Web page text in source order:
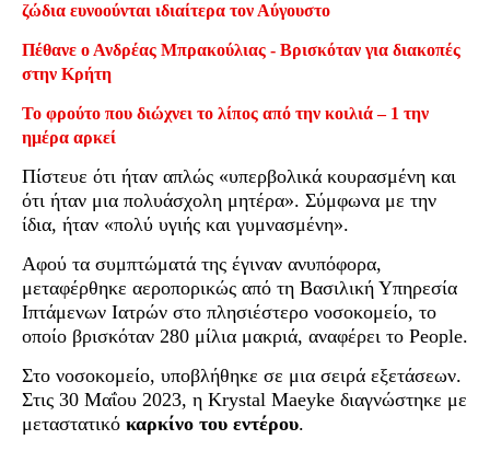
ζώδια ευνοούνται ιδιαίτερα τον Αύγουστο
Πέθανε ο Ανδρέας Μπρακούλιας - Βρισκόταν για διακοπές
στην Κρήτη
Το φρούτο που διώχνει το λίπος από την κοιλιά – 1 την
ημέρα αρκεί
Πίστευε ότι ήταν απλώς «υπερβολικά κουρασμένη και
ότι ήταν μια πολυάσχολη μητέρα». Σύμφωνα με την
ίδια, ήταν «πολύ υγιής και γυμνασμένη».
Αφού τα συμπτώματά της έγιναν ανυπόφορα,
μεταφέρθηκε αεροπορικώς από τη Βασιλική Υπηρεσία
Ιπτάμενων Ιατρών στο πλησιέστερο νοσοκομείο, το
οποίο βρισκόταν 280 μίλια μακριά, αναφέρει το People.
Στο νοσοκομείο, υποβλήθηκε σε μια σειρά εξετάσεων.
Στις 30 Μαΐου 2023, η Krystal Maeyke διαγνώστηκε με
μεταστατικό καρκίνο του εντέρου.